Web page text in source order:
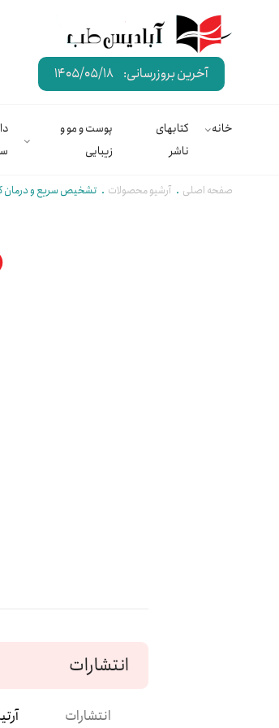
آخرین بروزرسانی: 1405/05/18
خانه
کتابهای
ناشر
پوست و مو و
زیبایی
صفحه اصلی آرشیو محصولات تشخیص سریع و درمان
انتشارات
انتشارات